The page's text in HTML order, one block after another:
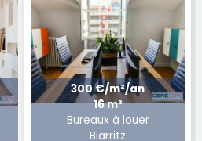
300 €/m²/an
16 m²
Bureaux à louer
Biarritz